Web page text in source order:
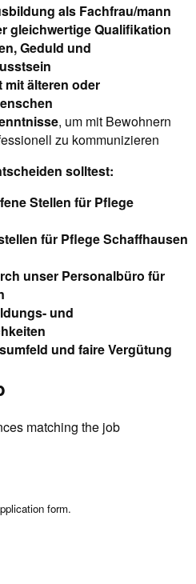
als Fachfrau/mann
gleichwertige Qualifikation
Geduld und
mit älteren oder
, um mit Bewohnern
zu kommunizieren
solltest:
Stellen für Pflege
für Pflege Schaffhausen
unser Personalbüro für
und
und faire Vergütung
matching the job
form.